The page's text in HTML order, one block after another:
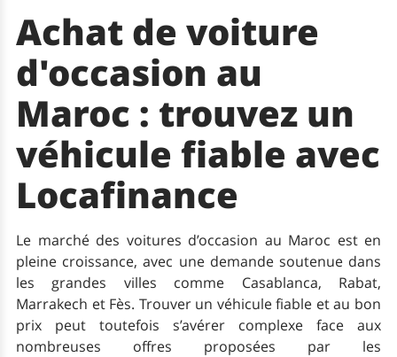
Achat de voiture
d'occasion au
Maroc : trouvez un
véhicule fiable avec
Locafinance
Le marché des voitures d’occasion au Maroc est en
pleine croissance, avec une demande soutenue dans
les grandes villes comme Casablanca, Rabat,
Marrakech et Fès. Trouver un véhicule fiable et au bon
prix peut toutefois s’avérer complexe face aux
nombreuses offres proposées par les